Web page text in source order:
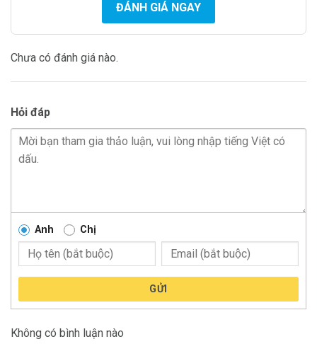
ĐÁNH GIÁ NGAY
Chưa có đánh giá nào.
Hỏi đáp
Anh Chị
GỬI
Không có bình luận nào